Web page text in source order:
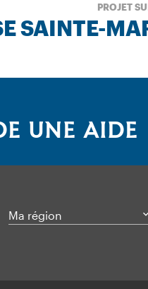
PROJET
SAINTE-
UNE AIDE
Ma région